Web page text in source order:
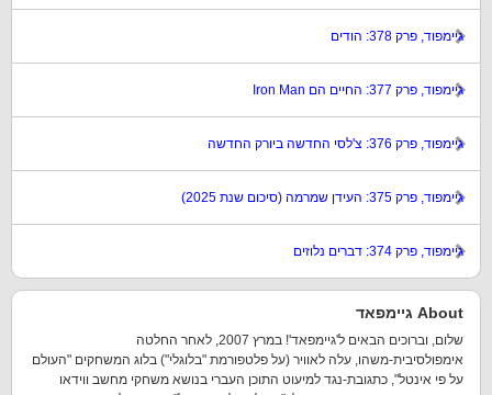
גיימפוד, פרק 378: הודים
גיימפוד, פרק 377: החיים הם Iron Man
גיימפוד, פרק 376: צ'לסי החדשה ביורק החדשה
גיימפוד, פרק 375: העידן שמרמה (סיכום שנת 2025)
גיימפוד, פרק 374: דברים נלוזים
About גיימפאד
שלום, וברוכים הבאים ל'גיימפאד'! במרץ 2007, לאחר החלטה
אימפולסיבית-משהו, עלה לאוויר (על פלטפורמת "בלוגלי") בלוג המשחקים "העולם
על פי אינטל", כתגובת-נגד למיעוט התוכן העברי בנושא משחקי מחשב ווידאו